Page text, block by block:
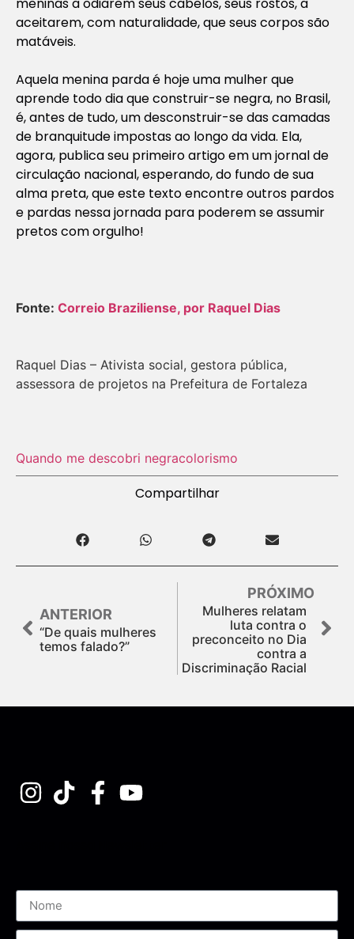
aceitarem, com naturalidade, que seus corpos são
matáveis.
Aquela menina parda é hoje uma mulher que
aprende todo dia que construir-se negra, no Brasil,
é, antes de tudo, um desconstruir-se das camadas
de branquitude impostas ao longo da vida. Ela,
agora, publica seu primeiro artigo em um jornal de
circulação nacional, esperando, do fundo de sua
alma preta, que este texto encontre outros pardos
e pardas nessa jornada para poderem se assumir
pretos com orgulho!
Fonte: Correio Braziliense, por Raquel Dias
Raquel Dias – Ativista social, gestora pública,
assessora de projetos na Prefeitura de Fortaleza
Quando me descobri negracolorismo
Compartilhar
ANTERIOR
“De quais mulheres
temos falado?”
PRÓXIMO
Mulheres relatam
luta contra o
preconceito no Dia
contra a
Discriminação Racial